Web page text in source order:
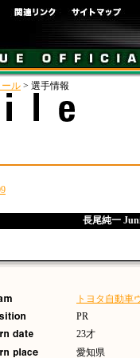
ル > 選手情報
長尾純一
トヨタ自動車
PR
23才
愛知県